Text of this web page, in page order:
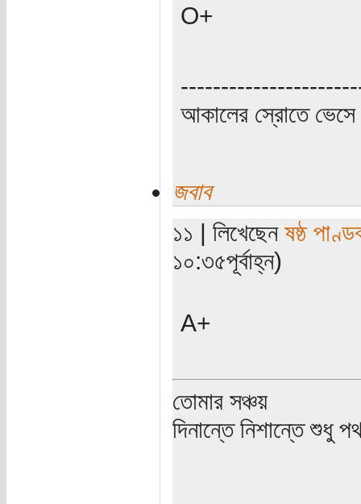
O+
আকালের স্রোতে ভেসে
জবাব
১১ | লিখেছেন ষষ্ঠ
১০:৩৫পূর্বাহ্ন)
A+
তোমার সঞ্চয়
দিনান্তে নিশান্তে শুধু